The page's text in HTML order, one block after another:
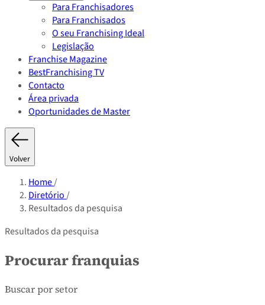
Para Franchisadores
Para Franchisados
O seu Franchising Ideal
Legislação
Franchise Magazine
BestFranchising TV
Contacto
Área privada
Oportunidades de Master
Volver
Home/
Diretório/
Resultados da pesquisa
Resultados da pesquisa
Procurar franquias
Buscar por setor